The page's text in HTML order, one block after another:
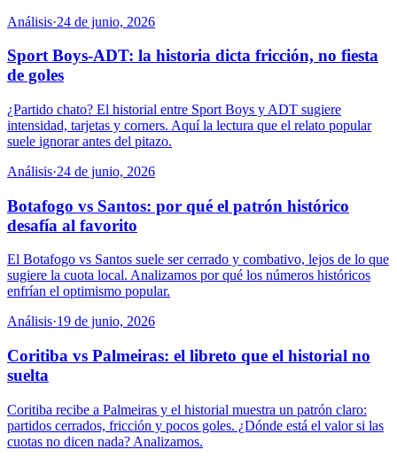
Análisis·24 de junio, 2026
Sport Boys-ADT: la historia dicta fricción, no fiesta
de goles
¿Partido chato? El historial entre Sport Boys y ADT sugiere
intensidad, tarjetas y corners. Aquí la lectura que el relato popular
suele ignorar antes del pitazo.
Análisis·24 de junio, 2026
Botafogo vs Santos: por qué el patrón histórico
desafía al favorito
El Botafogo vs Santos suele ser cerrado y combativo, lejos de lo que
sugiere la cuota local. Analizamos por qué los números históricos
enfrían el optimismo popular.
Análisis·19 de junio, 2026
Coritiba vs Palmeiras: el libreto que el historial no
suelta
Coritiba recibe a Palmeiras y el historial muestra un patrón claro:
partidos cerrados, fricción y pocos goles. ¿Dónde está el valor si las
cuotas no dicen nada? Analizamos.